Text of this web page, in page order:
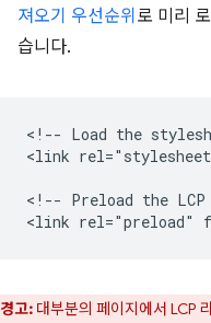
져오기 우선순위 로 미리
습니다.
<!-- Load the
<link
<!-- Preload the
경고: 대부분의 페이지에서 LCP